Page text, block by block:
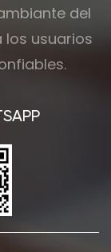
del
usuarios